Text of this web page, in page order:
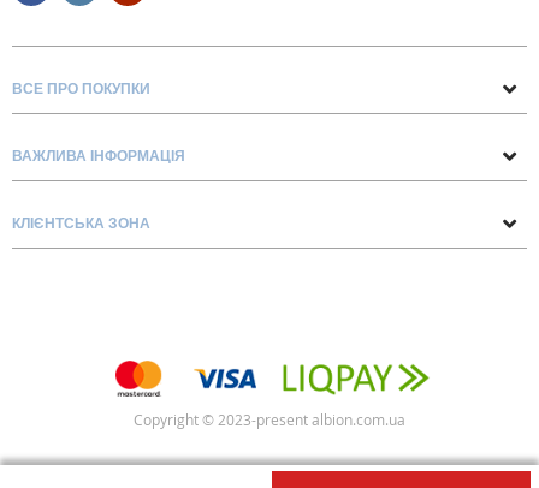
ВСЕ ПРО ПОКУПКИ
Про нас
Блог
ВАЖЛИВА ІНФОРМАЦІЯ
Доставка та оплата
КЛІЄНТСЬКА ЗОНА
Copyright © 2023-present albion.com.ua